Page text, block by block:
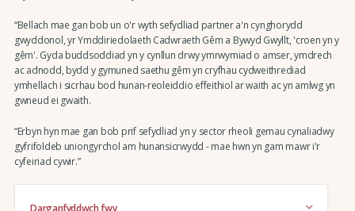
“Bellach mae gan bob un o'r wyth sefydliad partner a'n cynghorydd
gwyddonol, yr Ymddiriedolaeth Cadwraeth Gêm a Bywyd Gwyllt, 'croen yn y
gêm'. Gyda buddsoddiad yn y cynllun drwy ymrwymiad o amser, ymdrech
ac adnodd, bydd y gymuned saethu gêm yn cryfhau cydweithrediad
ymhellach i sicrhau bod hunan-reoleiddio effeithiol ar waith ac yn amlwg yn
gwneud ei gwaith.
“Erbyn hyn mae gan bob prif sefydliad yn y sector rheoli gemau cynaliadwy
gyfrifoldeb uniongyrchol am hunansicrwydd - mae hwn yn gam mawr i'r
cyfeiriad cywir.”
Darganfyddwch fwy